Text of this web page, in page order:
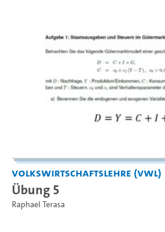
Volkswirtschaftslehre (VWL)
Übung 5
Raphael Terasa